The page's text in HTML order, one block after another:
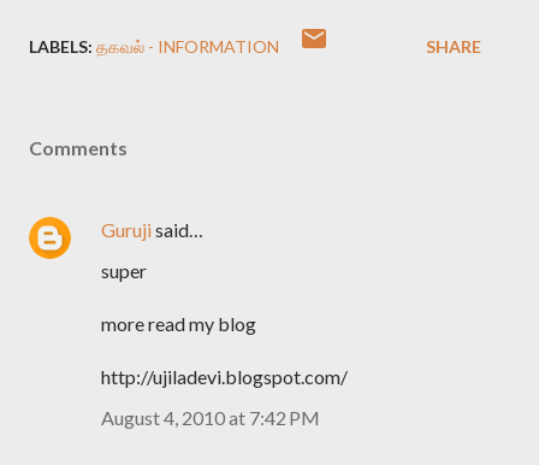
LABELS: தகவல் - INFORMATION SHARE
Comments
Gurujisaid…
super
more read my blog
http://ujiladevi.blogspot.com/
August 4, 2010 at 7:42 PM